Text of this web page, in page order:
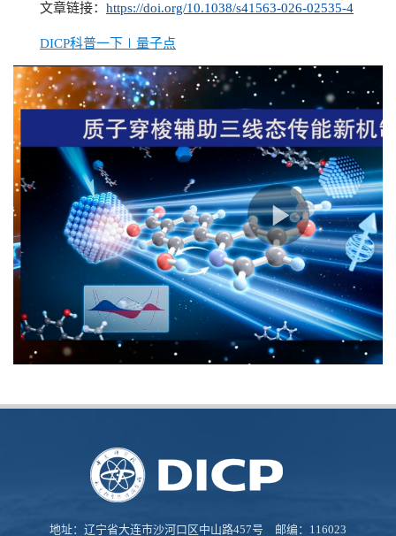
文章链接： https://doi.org/10.1038/s41563-026-02535-4
DICP科普一下∣量子点
地址：辽宁省大连市沙河口区中山路457号 邮编：116023